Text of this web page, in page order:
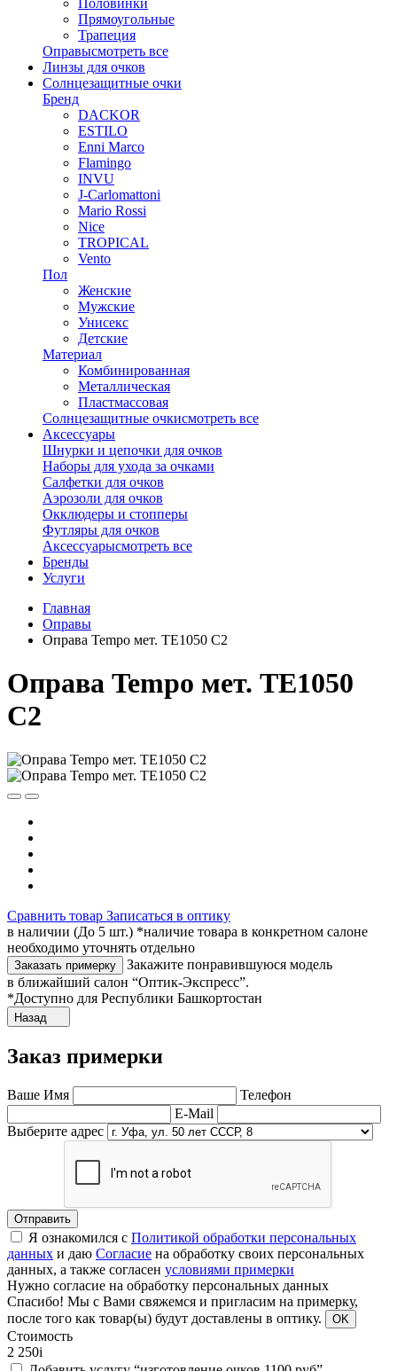
Прямоугольные
Трапеция
Оправысмотреть все
Линзы для очков
Солнцезащитные очки
Бренд
DACKOR
ESTILO
Enni Marco
Flamingo
INVU
J-Carlomattoni
Mario Rossi
Nice
TROPICAL
Vento
Пол
Женские
Мужские
Унисекс
Детские
Материал
Комбинированная
Металлическая
Пластмассовая
Солнцезащитные очкисмотреть все
Аксессуары
Шнурки и цепочки для очков
Наборы для ухода за очками
Салфетки для очков
Аэрозоли для очков
Окклюдеры и стопперы
Футляры для очков
Аксессуарысмотреть все
Бренды
Услуги
Главная
Оправы
Оправа Tempo мет. TE1050 C2
Оправа Tempo мет. TE1050
C2
Сравнить товар Записаться в оптику
в наличии (До 5 шт.) *наличие товара в конкретном салоне
необходимо уточнять отдельно
Заказать примерку
Закажите понравившуюся модель
в ближайший салон “Оптик-Экспресс”.
*Доступно для Республики Башкортостан
Назад
Заказ примерки
Ваше Имя
Телефон
E-Mail
Выберите адрес
Отправить
Я ознакомился с Политикой обработки персональных
данных и даю Согласие на обработку своих персональных
данных, а также согласен условиями примерки
Нужно согласие на обработку персональных данных
Спасибо! Мы с Вами свяжемся и пригласим на примерку,
после того как товар(ы) будут доставлены в оптику.
OK
Стоимость
2 250i